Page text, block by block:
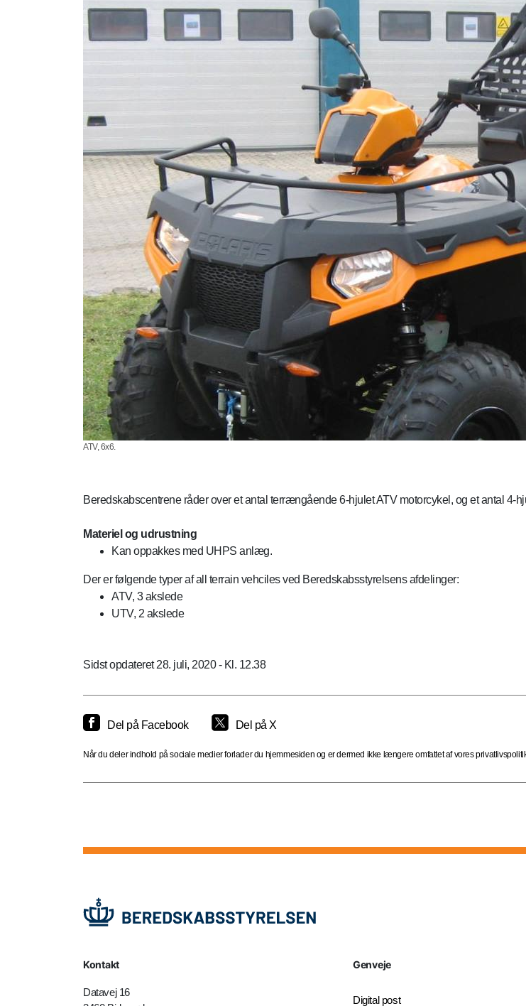
ATV, 6x6.
Beredskabscentrene råder over et antal terrængående 6-hjulet ATV motorcykel, og et antal 4-
Materiel og udrustning
Kan oppakkes med UHPS anlæg.
Der er følgende typer af all terrain vehciles ved Beredskabsstyrelsens afdelinger:
ATV, 3 akslede
UTV, 2 akslede
Sidst opdateret 28. juli, 2020 - Kl. 12.38
Del på Facebook Del på X
Når du deler indhold på sociale medier forlader du hjemmesiden og er dermed ikke længere omfattet af vores
Kontakt
Datavej 16
Genveje
Digital post